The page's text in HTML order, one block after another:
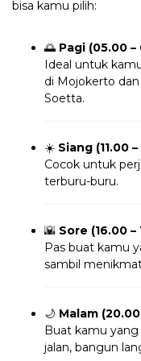
bisa kamu pilih:
🌅 Pagi (05.00
Ideal untuk
di Mojokerto
Soetta.
☀️ Siang (11.00
Cocok untuk
terburu-buru.
🌇 Sore (16.00 –
Pas buat kamu
sambil
🌙 Malam
Buat kamu yang
jalan, bangun